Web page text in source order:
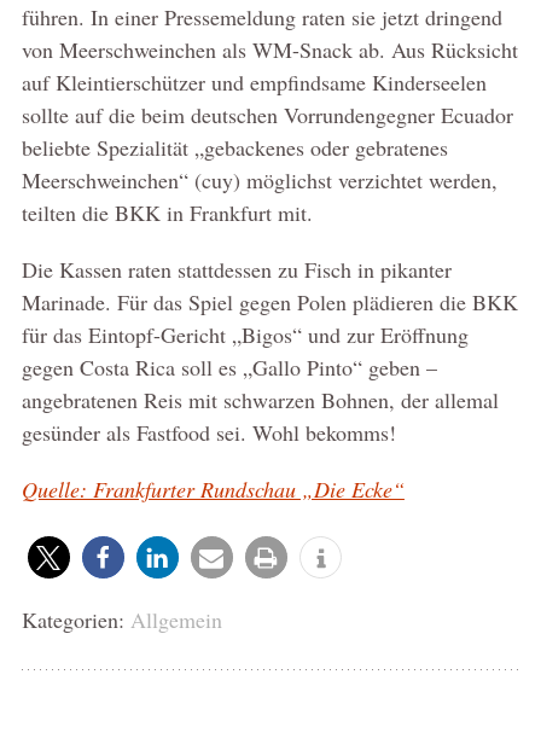
führen. In einer Pressemeldung raten sie jetzt dringend
von Meerschweinchen als WM-Snack ab. Aus Rücksicht
auf Kleintierschützer und empfindsame Kinderseelen
sollte auf die beim deutschen Vorrundengegner Ecuador
beliebte Spezialität „gebackenes oder gebratenes
Meerschweinchen“ (cuy) möglichst verzichtet werden,
teilten die BKK in Frankfurt mit.
Die Kassen raten stattdessen zu Fisch in pikanter
Marinade. Für das Spiel gegen Polen plädieren die BKK
für das Eintopf-Gericht „Bigos“ und zur Eröffnung
gegen Costa Rica soll es „Gallo Pinto“ geben –
angebratenen Reis mit schwarzen Bohnen, der allemal
gesünder als Fastfood sei. Wohl bekomms!
Quelle: Frankfurter Rundschau „Die Ecke“
Kategorien: Allgemein